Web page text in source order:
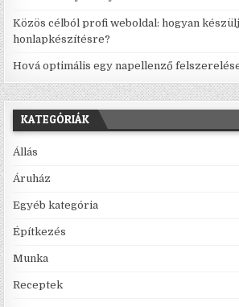
Közös célból profi weboldal: hogyan
honlapkészítésre?
Hová optimális egy napellenző
KATEGÓRIÁK
Állás
Áruház
Egyéb kategória
Építkezés
Munka
Receptek